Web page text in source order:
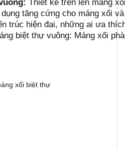
Thiết kế trên lền máng
tăng cứng cho máng xối
trúc hiện đại, những ai ưa
biệt thự vuông: Máng xối
xối biệt thự